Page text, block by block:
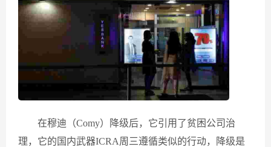
在穆迪（Comy）降级后，它引用了贫困公司治
理，它的国内武器ICRA周三遵循类似的行动，降级是